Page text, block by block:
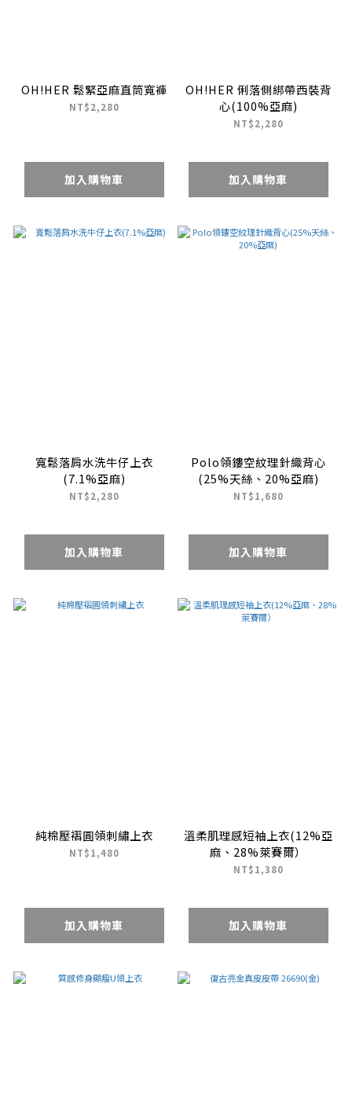
OH!HER 鬆緊亞麻直筒寬褲
NT$2,280
加入購物車
OH!HER 俐落側綁帶西裝背
心(100%亞麻)
NT$2,280
加入購物車
寬鬆落肩水洗牛仔上衣
(7.1%亞麻)
NT$2,280
加入購物車
Polo領鏤空紋理針織背心
(25%天絲、20%亞麻)
NT$1,680
加入購物車
純棉壓褶圓領刺繡上衣
NT$1,480
加入購物車
溫柔肌理感短袖上衣(12%亞
麻、28%萊賽爾）
NT$1,380
加入購物車